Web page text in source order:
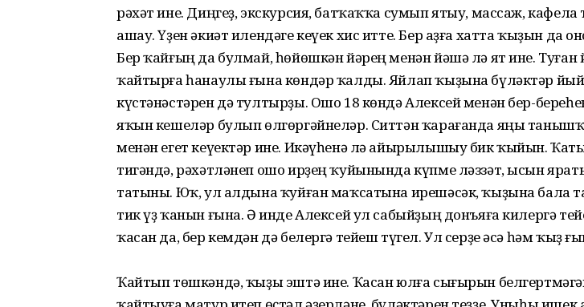
рәхәт ине. Диңгеҙ, экскурсия, батҡаҡҡа сумып ятыу, массаж,
ашау. Үҙен әкиәт илендәге кеүек хис итте. Бер аҙға хатта ҡыҙын да
Бер ҡайғың да булмай, һөйөшкән йәрең менән йәшә лә ят ине. Туған
ҡайтырға һанаулы ғына көндәр ҡалды. Яйлап ҡыҙына бүләктәр
күстәнәстәрен дә тултырҙы. Ошо 18 көндә Алексей менән бер-
яҡын кешеләр булып өлгөргәйнеләр. Ситтән ҡарағанда яңы
менән егет кеүектәр ине. Икәүһенә лә айырылышыу бик ҡыйын.
тигәндә, рәхәтләнеп ошо ирҙең ҡуйынында күпме ләззәт, ысын
татыны. Юҡ, ул алдына ҡуйған маҡсатына ирешәсәк, ҡыҙына бала
тик үҙ ҡанын ғына. Ә инде Алексей ул сабыйҙың донъяға килергә
ҡасан да, бер кемдән дә белергә тейеш түгел. Ул серҙе әсә һәм ҡыҙ
Ҡайтып төшкәндә, ҡыҙы эштә ине. Ҡасан юлға сығырын